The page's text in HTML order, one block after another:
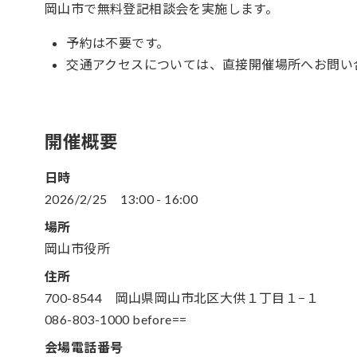
岡山市で無料登記相談会を実施します。
予約は不要です。
交通アクセスについては、直接開催場所へお問い
開催概要
日時
2026/2/25
13:00- 16:00
場所
岡山市役所
住所
700-8544 岡山県岡山市北区大供１丁目１−１
086-803-1000 before==
会場電話番号